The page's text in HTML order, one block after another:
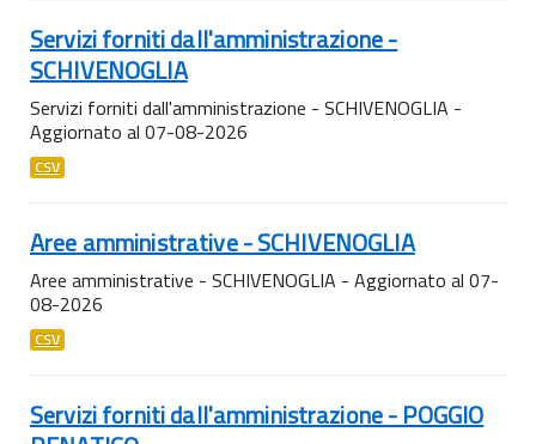
Servizi forniti dall'amministrazione -
SCHIVENOGLIA
Servizi forniti dall'amministrazione - SCHIVENOGLIA -
Aggiornato al 07-08-2026
CSV
Aree amministrative - SCHIVENOGLIA
Aree amministrative - SCHIVENOGLIA - Aggiornato al 07-
08-2026
CSV
Servizi forniti dall'amministrazione - POGGIO